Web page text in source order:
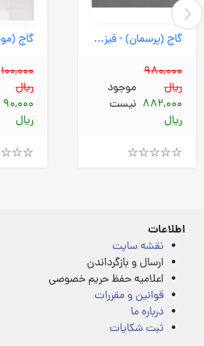
100,000
ریال
90,000
ریال
گاج (پرسمان) - فیزیک یازدهم ریاضی 1400
980,000
ریال
882,000
ریال
موجود
نیست
اطلاعات
نقشه سایت
ارسال و بازگرداندن
اعلامیه حفظ حریم خصوصی
قوانین و مقررات
درباره ما
ثبت شکایات